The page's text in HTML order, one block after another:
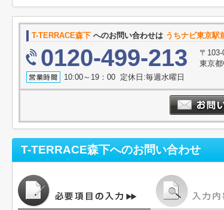
T-TERRACE森下 へのお問い合わせは うちナビ東京駅
0120-499-213
〒103-
東京
10:00～19：00 定休日:毎週水曜日
T-TERRACE森下へのお問い合わせ